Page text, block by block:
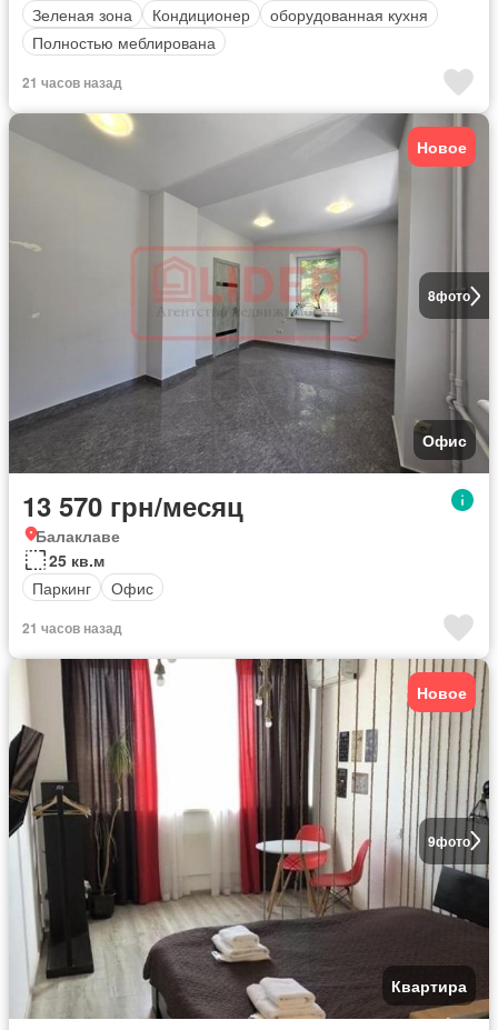
Зеленая зона
Кондиционер
оборудованная кухня
Полностью меблирована
21 часов назад
8фото
Новое
Офис
13 570 грн/месяц
Балаклаве
25 кв.м
Паркинг
Офис
21 часов назад
9фото
Новое
Квартира